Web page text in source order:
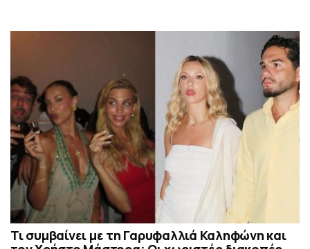
Τι συμβαίνει με τη Γαρυφαλλιά Καληφώνη και